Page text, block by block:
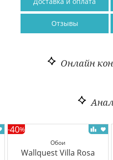
Отзывы
Онлайн
Обои
Wallquest Villa Rosa
-40%